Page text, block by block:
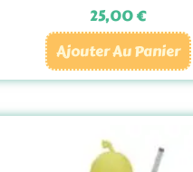
25,00€
Ajouter Au Panier